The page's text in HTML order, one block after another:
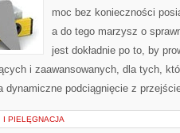
moc bez konieczności
a do tego marzysz o
jest dokładnie po to, by
i zaawansowanych, dla tych,
dynamiczne podciągnięcie z
I PIELĘGNACJA